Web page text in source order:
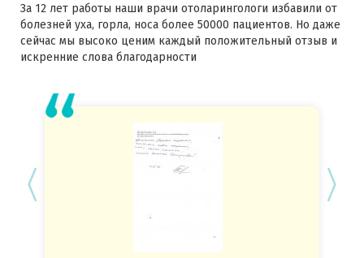
За 12 лет работы наши врачи отоларингологи избавили от
болезней уха, горла, носа более 50000 пациентов. Но даже
сейчас мы высоко ценим каждый положительный отзыв и
искренние слова благодарности